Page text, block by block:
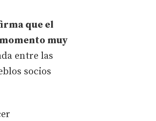
que el
muy
entre las
socios